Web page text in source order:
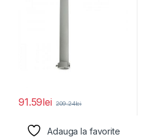
91.59lei 209.24lei
Adauga la favorite